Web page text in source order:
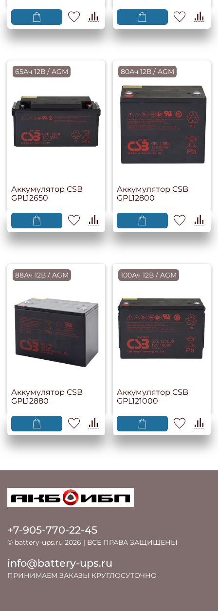
65Ач 12В / AGM
Аккумулятор CSB
GPL12650
80Ач 12В / AGM
Аккумулятор CSB
GPL12800
88Ач 12В / AGM
Аккумулятор CSB
GPL12880
100Ач 12В / AGM
Аккумулятор CSB
GPL121000
+7-905-770-22-45
© battery-ups.ru 2026 | ВСЕ ПРАВА ЗАЩИЩЕНЫ
info@battery-ups.ru
ПРИНИМАЕМ ЗАКАЗЫ КРУГЛОСУТОЧНО